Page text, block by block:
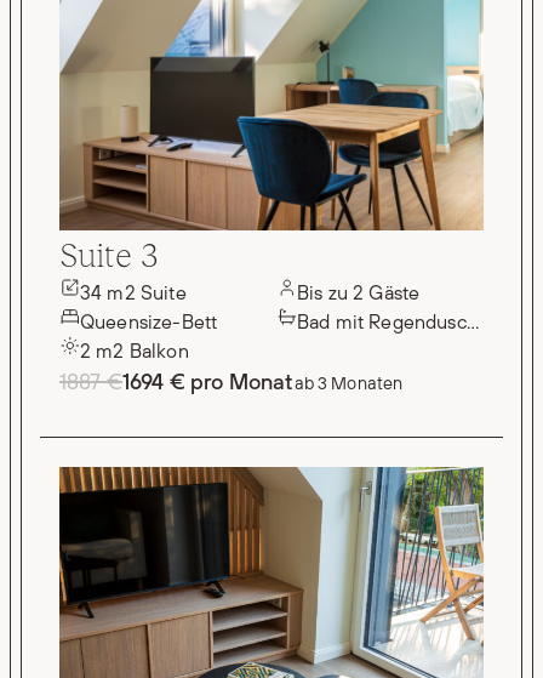
Suite 3
34 m2 Suite
Queensize-Bett
2 m2 Balkon
Bis zu 2 Gäste
Bad mit Regendusche
1887 €1694 € pro Monatab 3 Monaten